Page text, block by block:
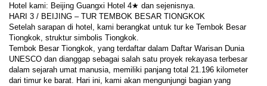
Hotel kami: Beijing Guangxi Hotel 4★ dan sejenisnya.
HARI 3 / BEIJING – TUR TEMBOK BESAR TIONGKOK
Setelah sarapan di hotel, kami berangkat untuk tur ke Tembok Besar
Tiongkok, struktur simbolis Tiongkok.
Tembok Besar Tiongkok, yang terdaftar dalam Daftar Warisan Dunia
UNESCO dan dianggap sebagai salah satu proyek rekayasa terbesar
dalam sejarah umat manusia, memiliki panjang total 21.196 kilometer
dari timur ke barat. Hari ini, kami akan mengunjungi bagian yang